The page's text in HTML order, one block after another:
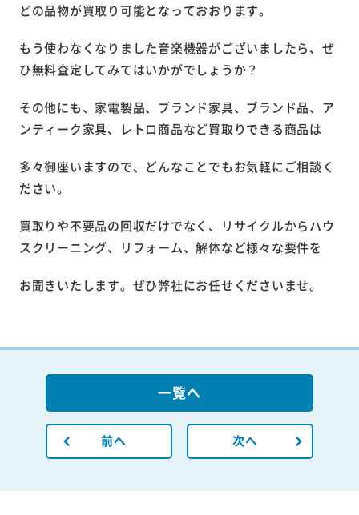
どの品物が買取り可能となっておおります。
もう使わなくなりました音楽機器がございましたら、ぜ
ひ無料査定してみてはいかがでしょうか？
その他にも、家電製品、ブランド家具、ブランド品、ア
ンティーク家具、レトロ商品など買取りできる商品は
多々御座いますので、どんなことでもお気軽にご相談く
ださい。
買取りや不要品の回収だけでなく、リサイクルからハウ
スクリーニング、リフォーム、解体など様々な要件を
お聞きいたします。ぜひ弊社にお任せくださいませ。
前へ
一覧へ
次へ